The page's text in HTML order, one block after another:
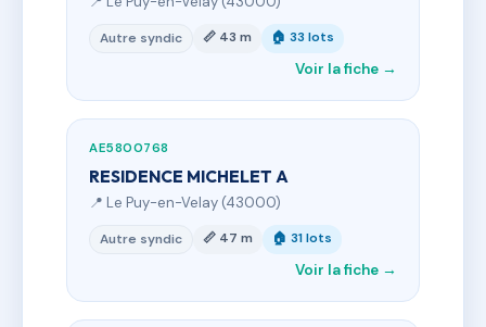
Autre syndic 📏 43 m 🏠 33 lots
Voir la fiche →
AE5800768
RESIDENCE MICHELET A
📍 Le Puy-en-Velay (43000)
Autre syndic 📏 47 m 🏠 31 lots
Voir la fiche →